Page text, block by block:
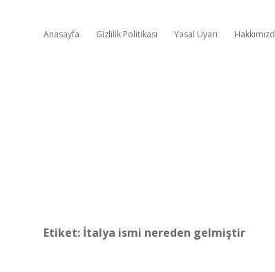
Anasayfa Gizlilik Politikası Yasal Uyarı
Etiket: İtalya ismi nereden gelmiştir